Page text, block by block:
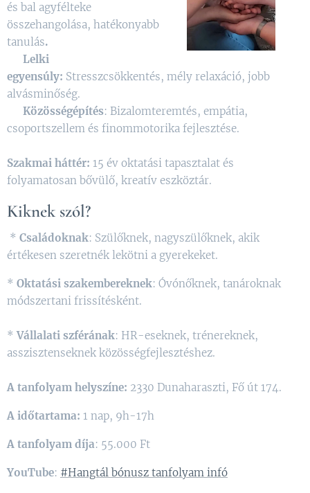
és bal agyfélteke
összehangolása, hatékonyabb
tanulás.
✨️ Lelki
egyensúly: Stresszcsökkentés, mély relaxáció, jobb
alvásminőség.
Közösségépítés: Bizalomteremtés, empátia,
csoportszellem és finommotorika fejlesztése.
Szakmai háttér: 15 év oktatási tapasztalat és
folyamatosan bővülő, kreatív eszköztár.
Kiknek szól?
* Családoknak: Szülőknek, nagyszülőknek, akik
értékesen szeretnék lekötni a gyerekeket.
* Oktatási szakembereknek: Óvónőknek, tanároknak
módszertani frissítésként.
*Vállalati szférának: HR-eseknek, trénereknek,
asszisztenseknek közösségfejlesztéshez.
A tanfolyam helyszíne: 2330 Dunaharaszti, Fő út 174.
A időtartama: 1 nap, 9h-17h
A tanfolyam díja: 55.000 Ft
YouTube: #Hangtál bónusz tanfolyam infó